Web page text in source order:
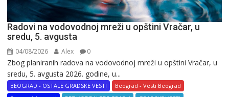
Radovi na vodovodnoj mreži u opštini Vračar, u
sredu, 5. avgusta
04/08/2026 Alex 0
Zbog planiranih radova na vodovodnoj mreži u opštini Vračar, u
sredu, 5. avgusta 2026. godine, u...
BEOGRAD - OSTALE GRADSKE VESTI
Beograd - Vesti Beograd